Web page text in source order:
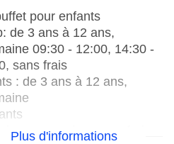
"Pool Bar"
de 18 ans, payant
Bar
pour enfants
de 3 ans à 12 ans,
09:30 - 12:00, 14:30 -
sans frais
: de 3 ans à 12 ans,
par semaine, sans frais
Plus d'informations